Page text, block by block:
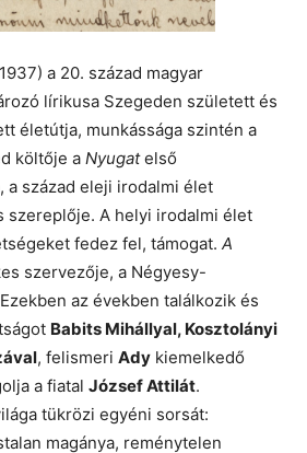
a 20. század magyar
lírikusa Szegeden született és
életútja, munkássága szintén a
költője a Nyugatelső
a század eleji irodalmi élet
szereplője. A helyi irodalmi élet
fedez fel, támogat. A
szervezője, a Négyesy-
az években találkozik és
Babits Mihállyal, Kosztolányi
, felismeri Ady kiemelkedő
a fiatal József Attilát.
tükrözi egyéni sorsát:
magánya, reménytelen